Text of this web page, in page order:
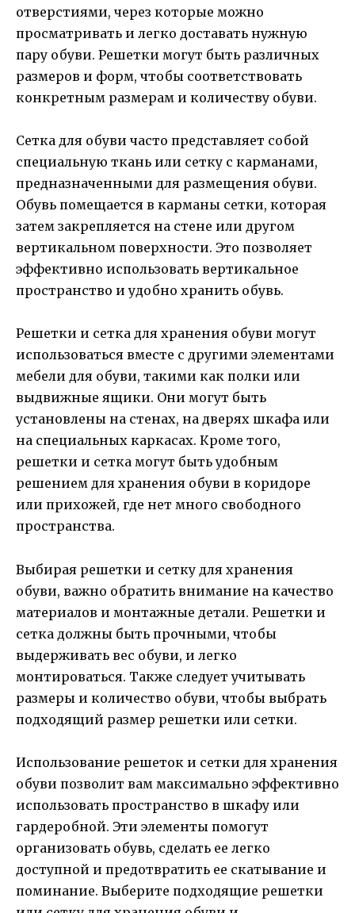
отверстиями, через которые можно
просматривать и легко доставать нужную
пару обуви. Решетки могут быть различных
размеров и форм, чтобы соответствовать
конкретным размерам и количеству обуви.
Сетка для обуви часто представляет собой
специальную ткань или сетку с карманами,
предназначенными для размещения обуви.
Обувь помещается в карманы сетки, которая
затем закрепляется на стене или другом
вертикальном поверхности. Это позволяет
эффективно использовать вертикальное
пространство и удобно хранить обувь.
Решетки и сетка для хранения обуви могут
использоваться вместе с другими элементами
мебели для обуви, такими как полки или
выдвижные ящики. Они могут быть
установлены на стенах, на дверях шкафа или
на специальных каркасах. Кроме того,
решетки и сетка могут быть удобным
решением для хранения обуви в коридоре
или прихожей, где нет много свободного
пространства.
Выбирая решетки и сетку для хранения
обуви, важно обратить внимание на качество
материалов и монтажные детали. Решетки и
сетка должны быть прочными, чтобы
выдерживать вес обуви, и легко
монтироваться. Также следует учитывать
размеры и количество обуви, чтобы выбрать
подходящий размер решетки или сетки.
Использование решеток и сетки для хранения
обуви позволит вам максимально эффективно
использовать пространство в шкафу или
гардеробной. Эти элементы помогут
организовать обувь, сделать ее легко
доступной и предотвратить ее скатывание и
поминание. Выберите подходящие решетки